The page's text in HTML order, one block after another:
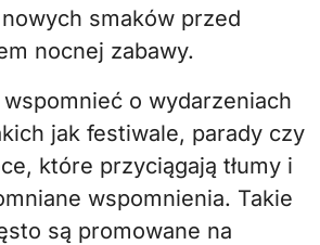
smaków przed
nocnej zabawy.
o wydarzeniach
jak festiwale, parady czy
które przyciągają tłumy i
wspomnienia. Takie
są promowane na